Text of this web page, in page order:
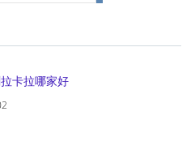
卡拉哪家好